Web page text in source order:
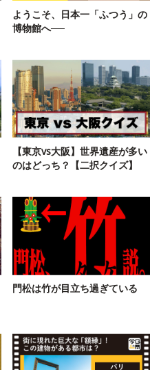
ようこそ、日本一「ふつう」の
博物館へ──
【東京vs大阪】世界遺産が多い
のはどっち？【二択クイズ】
門松は竹が目立ち過ぎている